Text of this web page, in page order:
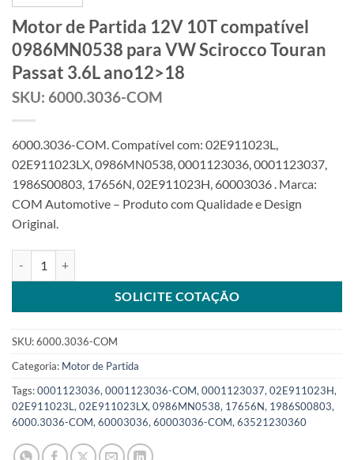
Motor de Partida 12V 10T compatível
0986MN0538 para VW Scirocco Touran
Passat 3.6L ano12>18
SKU: 6000.3036-COM
6000.3036-COM. Compatível com: 02E911023L,
02E911023LX, 0986MN0538, 0001123036, 0001123037,
1986S00803, 17656N, 02E911023H, 60003036 . Marca:
COM Automotive – Produto com Qualidade e Design
Original.
SOLICITE COTAÇÃO
SKU:6000.3036-COM
Categoria: Motor de Partida
Tags:0001123036, 0001123036-COM, 0001123037, 02E911023H,
02E911023L , 02E911023LX, 0986MN0538, 17656N, 1986S00803,
6000.3036-COM, 60003036, 60003036-COM, 63521230360